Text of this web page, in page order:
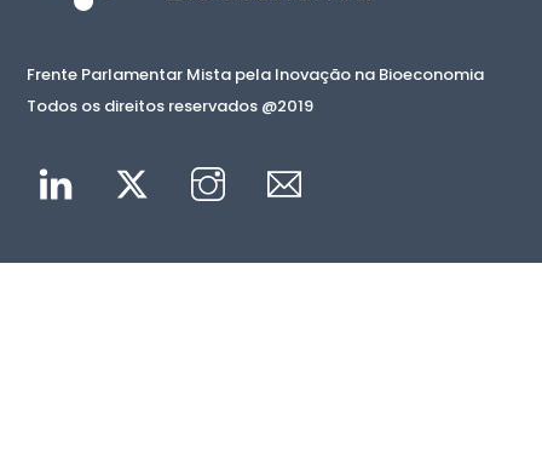
Frente Parlamentar Mista pela Inovação na Bioeconomia
Todos os direitos reservados @2019
Linkedin Twitter Instagram